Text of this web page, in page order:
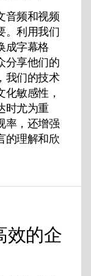
音频和视频
。利用我们
成字幕格
分享他们的
我们的技术
敏感性，
时尤为重
率，还增强
的理解和欣
效的企